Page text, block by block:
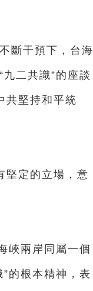
斷干預下，台海
二共識”的座談
共堅持和平統
定的立場，意
峽兩岸同屬一個
的根本精神，表